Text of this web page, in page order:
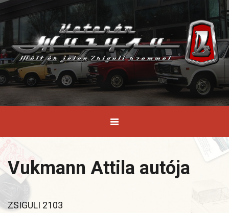
Vukmann Attila autója
ZSIGULI 2103